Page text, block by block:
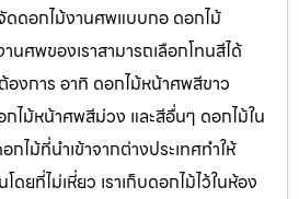
ดอกไม้งานศพแบบกอ ดอกไม้
นศพของเราสามารถเลือกโทนสีได้
งการ อาทิ ดอกไม้หน้าศพสีขาว
ไม้หน้าศพสีม่วง และสีอื่นๆ ดอกไม้ใน
ไม้ที่นำเข้าจากต่างประเทศทำให้
ยที่ไม่เหี่ยว เราเก็บดอกไม้ไว้ในห้อง